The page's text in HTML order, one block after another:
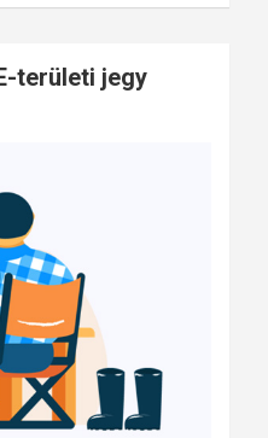
területi jegy